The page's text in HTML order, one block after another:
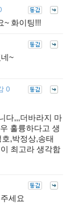
~ 화이팅!!!
~
0
다,,,더바라지 마
훌륭하다고 생
,박정상,송태
최고라 생각함
세요